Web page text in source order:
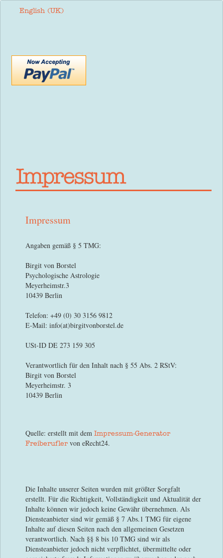
Sprache auswählen
English (UK)
Impressum
Angaben gemäß § 5 TMG:
Birgit von Borstel
Psychologische Astrologie
Meyerheimstr.3
10439 Berlin
Telefon: +49 (0) 30 3156 9812
E-Mail: info(at)birgitvonborstel.de
USt-ID DE 273 159 305
Verantwortlich für den Inhalt nach § 55 Abs. 2 RStV:
Birgit von Borstel
Meyerheimstr. 3
10439 Berlin
Quelle: erstellt mit dem Impressum-Generator
Freiberufler von eRecht24.
Die Inhalte unserer Seiten wurden mit größter Sorgfalt
erstellt. Für die Richtigkeit, Vollständigkeit und Aktualität der
Inhalte können wir jedoch keine Gewähr übernehmen. Als
Diensteanbieter sind wir gemäß § 7 Abs.1 TMG für eigene
Inhalte auf diesen Seiten nach den allgemeinen Gesetzen
verantwortlich. Nach §§ 8 bis 10 TMG sind wir als
Diensteanbieter jedoch nicht verpflichtet, übermittelte oder